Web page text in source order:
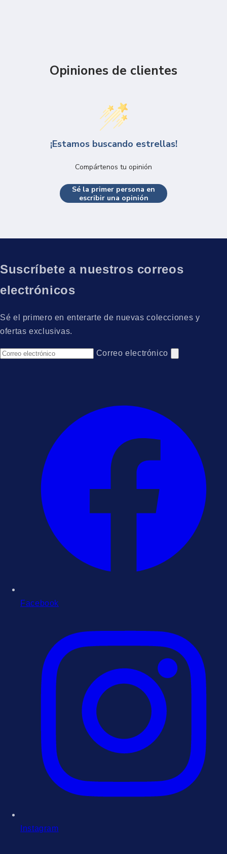
Opiniones de clientes
¡Estamos buscando estrellas!
Compártenos tu opinión
Sé la primer persona en
escribir una opinión
Suscríbete a nuestros correos
electrónicos
Sé el primero en enterarte de nuevas colecciones y
ofertas exclusivas.
Correo electrónico
Facebook
Instagram